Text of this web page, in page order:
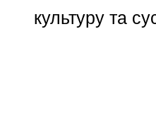
культуру та